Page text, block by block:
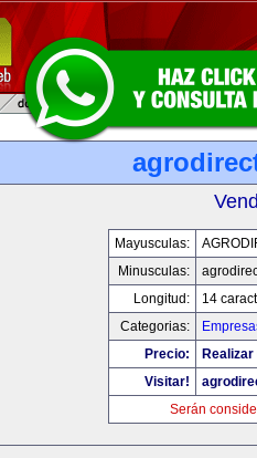
Mayusculas:
Minusculas:
Longitud:
14
Categorias:
Precio:
Visitar!
Serán